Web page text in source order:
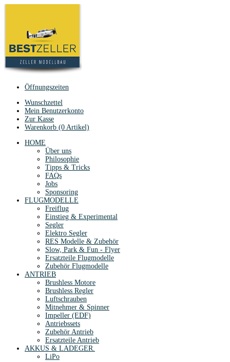
Öffnungszeiten
Wunschzettel
Mein Benutzerkonto
Zur Kasse
Warenkorb (0 Artikel)
HOME
Über uns
Philosophie
Tipps & Tricks
FAQs
Jobs
Sponsoring
FLUGMODELLE
Freiflug
Einstieg & Experimental
Segler
Elektro Segler
RES Modelle & Zubehör
Slow, Park & Fun - Flyer
Ersatzteile Flugmodelle
Zubehör Flugmodelle
ANTRIEB
Brushless Motore
Brushless Regler
Luftschrauben
Mitnehmer & Spinner
Impeller (EDF)
Antriebssets
Zubehör Antrieb
Ersatzteile Antrieb
AKKUS & LADEGER.
LiPo